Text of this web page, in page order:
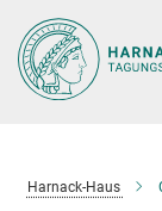
Hauptinhalt
Harnack-Haus